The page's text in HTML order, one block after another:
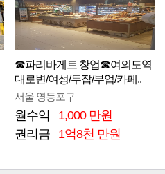
☎파리바게트 창업☎여의도역
대로변/여성/투잡/부업/카페..
서울 영등포구
월수익
1,000 만원
권리금 1억8천 만원